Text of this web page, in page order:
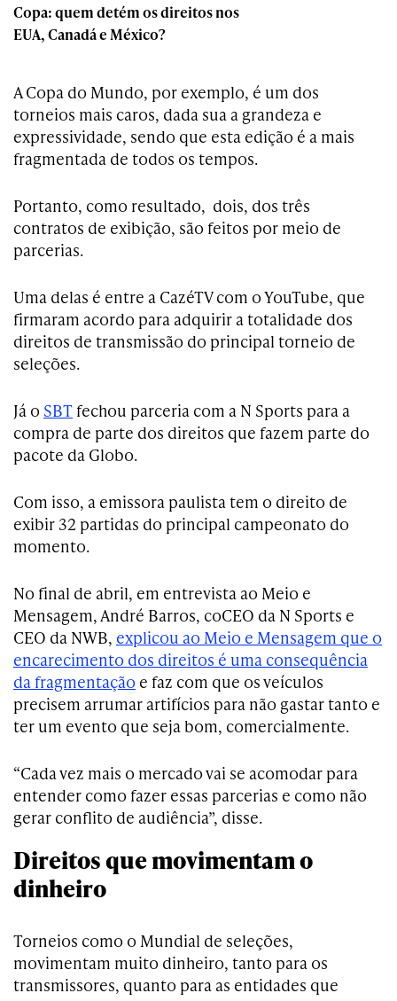
Copa: quem detém os direitos nos
EUA, Canadá e México?
A Copa do Mundo, por exemplo, é um dos
torneios mais caros, dada sua a grandeza e
expressividade, sendo que esta edição é a mais
fragmentada de todos os tempos.
Portanto, como resultado, dois, dos três
contratos de exibição, são feitos por meio de
parcerias.
Uma delas é entre a CazéTV com o YouTube, que
firmaram acordo para adquirir a totalidade dos
direitos de transmissão do principal torneio de
seleções.
Já o SBT fechou parceria com a N Sports para a
compra de parte dos direitos que fazem parte do
pacote da Globo.
Com isso, a emissora paulista tem o direito de
exibir 32 partidas do principal campeonato do
momento.
No final de abril, em entrevista ao Meio e
Mensagem, André Barros, coCEO da N Sports e
CEO da NWB, explicou ao Meio e Mensagem que o
encarecimento dos direitos é uma consequência
da fragmentação e faz com que os veículos
precisem arrumar artifícios para não gastar tanto e
ter um evento que seja bom, comercialmente.
“Cada vez mais o mercado vai se acomodar para
entender como fazer essas parcerias e como não
gerar conflito de audiência”, disse.
Direitos que movimentam o
dinheiro
Torneios como o Mundial de seleções,
movimentam muito dinheiro, tanto para os
transmissores, quanto para as entidades que